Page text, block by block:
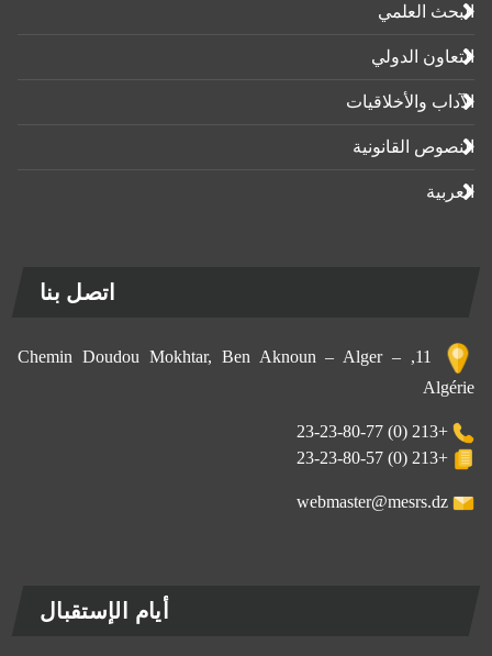
البحث العلمي
التعاون الدولي
الآداب واﻷخلاقيات
النصوص القانونية
العربية
اتصل بنا
11, Chemin Doudou Mokhtar, Ben Aknoun – Alger –
Algérie
+213 (0) 23-23-80-77
+213 (0) 23-23-80-57
webmaster@mesrs.dz
أيام الإستقبال